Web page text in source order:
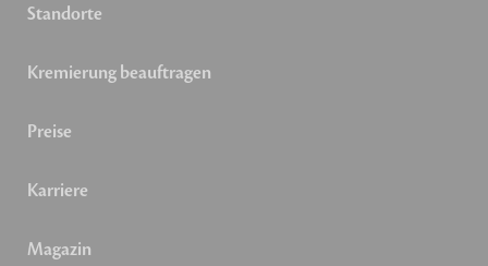
Standorte
Kremierung beauftragen
Preise
Karriere
Magazin